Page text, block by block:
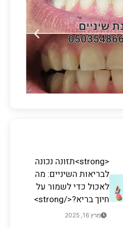
<strong>תזונה נכונה
לבריאות השיניים: מה
לאכול כדי לשמור על
חיוך בריא?</strong>
מרץ 16, 2025